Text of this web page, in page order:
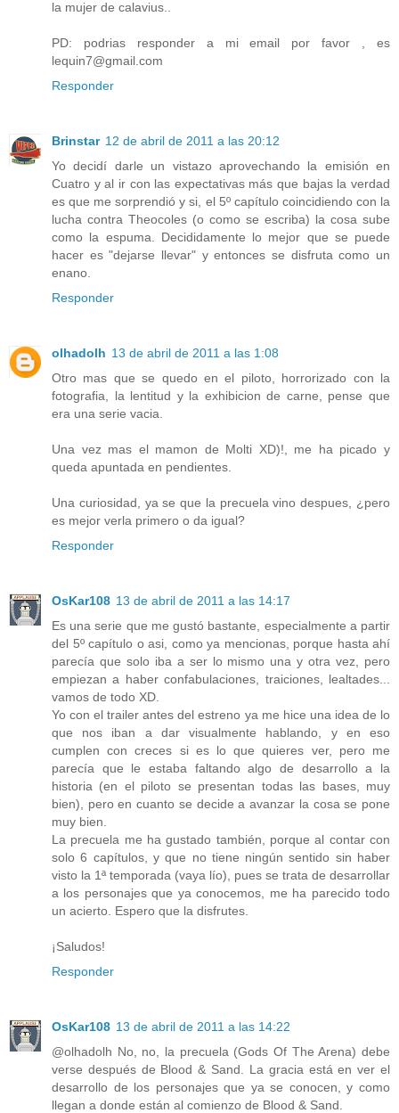
la mujer de calavius..
PD: podrias responder a mi email por favor , es
lequin7@gmail.com
Responder
Brinstar 12 de abril de 2011 a las 20:12
Yo decidí darle un vistazo aprovechando la emisión en
Cuatro y al ir con las expectativas más que bajas la verdad
es que me sorprendió y si, el 5º capítulo coincidiendo con la
lucha contra Theocoles (o como se escriba) la cosa sube
como la espuma. Decididamente lo mejor que se puede
hacer es "dejarse llevar" y entonces se disfruta como un
enano.
Responder
olhadolh 13 de abril de 2011 a las 1:08
Otro mas que se quedo en el piloto, horrorizado con la
fotografia, la lentitud y la exhibicion de carne, pense que
era una serie vacia.
Una vez mas el mamon de Molti XD)!, me ha picado y
queda apuntada en pendientes.
Una curiosidad, ya se que la precuela vino despues, ¿pero
es mejor verla primero o da igual?
Responder
OsKar108 13 de abril de 2011 a las 14:17
Es una serie que me gustó bastante, especialmente a partir
del 5º capítulo o asi, como ya mencionas, porque hasta ahí
parecía que solo iba a ser lo mismo una y otra vez, pero
empiezan a haber confabulaciones, traiciones, lealtades...
vamos de todo XD.
Yo con el trailer antes del estreno ya me hice una idea de lo
que nos iban a dar visualmente hablando, y en eso
cumplen con creces si es lo que quieres ver, pero me
parecía que le estaba faltando algo de desarrollo a la
historia (en el piloto se presentan todas las bases, muy
bien), pero en cuanto se decide a avanzar la cosa se pone
muy bien.
La precuela me ha gustado también, porque al contar con
solo 6 capítulos, y que no tiene ningún sentido sin haber
visto la 1ª temporada (vaya lío), pues se trata de desarrollar
a los personajes que ya conocemos, me ha parecido todo
un acierto. Espero que la disfrutes.
¡Saludos!
Responder
OsKar108 13 de abril de 2011 a las 14:22
@olhadolh No, no, la precuela (Gods Of The Arena) debe
verse después de Blood & Sand. La gracia está en ver el
desarrollo de los personajes que ya se conocen, y como
llegan a donde están al comienzo de Blood & Sand.